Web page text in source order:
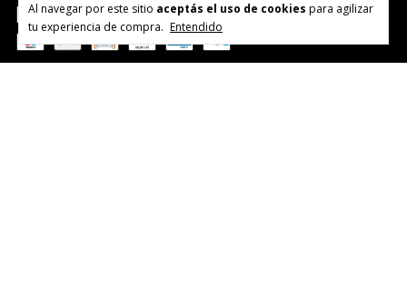
Al navegar por este sitio aceptás el uso de cookies para agilizar
tu experiencia de compra. Entendido